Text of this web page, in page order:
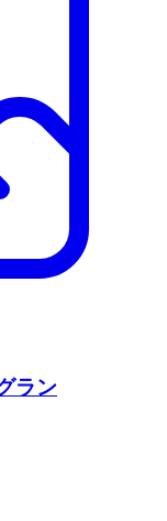
ラン